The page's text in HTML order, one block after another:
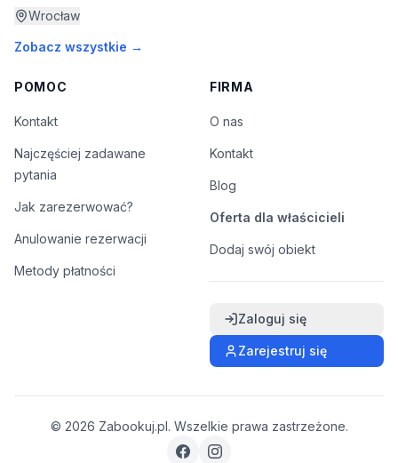
Wrocław
Zobacz wszystkie →
POMOC
Kontakt
Najczęściej zadawane
pytania
Jak zarezerwować?
Anulowanie rezerwacji
Metody płatności
FIRMA
O nas
Kontakt
Blog
Oferta dla właścicieli
Dodaj swój obiekt
Zaloguj się
Zarejestruj się
© 2026 Zabookuj.pl. Wszelkie prawa zastrzeżone.